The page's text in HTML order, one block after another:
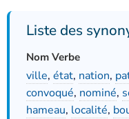
Liste des
Nom Verbe
ville, état, nation,
convoqué, nominé,
hameau, localité,